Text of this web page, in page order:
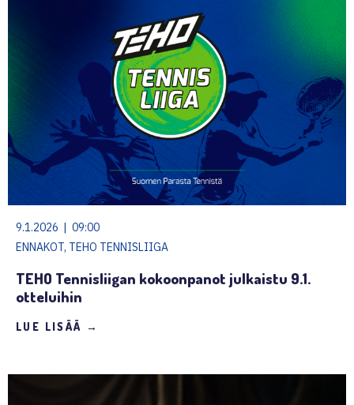
9.1.2026 | 09:00
ENNAKOT, TEHO TENNISLIIGA
TEHO Tennisliigan kokoonpanot julkaistu 9.1.
otteluihin
LUE LISÄÄ →